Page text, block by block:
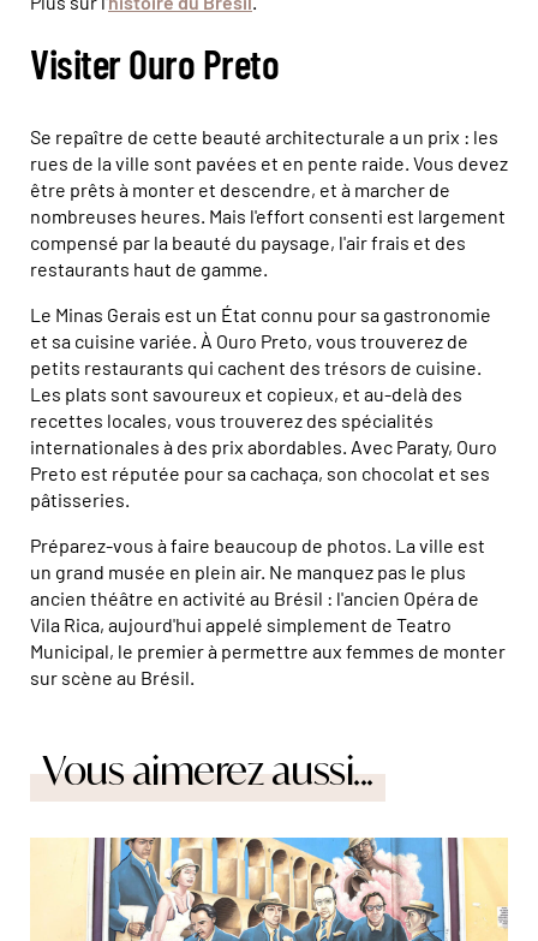
Visiter Ouro Preto
Se repaître de cette beauté architecturale a un prix : les
rues de la ville sont pavées et en pente raide. Vous devez
être prêts à monter et descendre, et à marcher de
nombreuses heures. Mais l'effort consenti est largement
compensé par la beauté du paysage, l'air frais et des
restaurants haut de gamme.
Le Minas Gerais est un État connu pour sa gastronomie
et sa cuisine variée. À Ouro Preto, vous trouverez de
petits restaurants qui cachent des trésors de cuisine.
Les plats sont savoureux et copieux, et au-delà des
recettes locales, vous trouverez des spécialités
internationales à des prix abordables. Avec Paraty, Ouro
Preto est réputée pour sa cachaça, son chocolat et ses
pâtisseries.
Préparez-vous à faire beaucoup de photos. La ville est
un grand musée en plein air. Ne manquez pas le plus
ancien théâtre en activité au Brésil : l'ancien Opéra de
Vila Rica, aujourd'hui appelé simplement de Teatro
Municipal, le premier à permettre aux femmes de monter
sur scène au Brésil.
Vous aimerez aussi...
© Marta Nascimento/Réa